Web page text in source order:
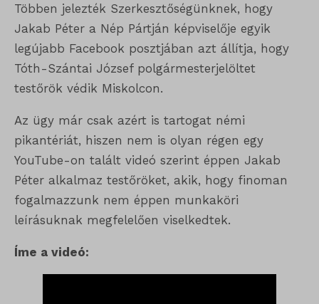
Többen jelezték Szerkesztőségünknek, hogy
Jakab Péter a Nép Pártján képviselője egyik
legújabb Facebook posztjában azt állítja, hogy
Tóth-Szántai József polgármesterjelöltet
testőrök védik Miskolcon.
Az ügy már csak azért is tartogat némi
pikantériát, hiszen nem is olyan régen egy
YouTube-on talált videó szerint éppen Jakab
Péter alkalmaz testőröket, akik, hogy finoman
fogalmazzunk nem éppen munkaköri
leírásuknak megfelelően viselkedtek.
Íme a videó: